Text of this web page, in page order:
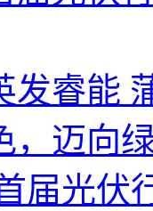
发睿能
，迈向
届光伏